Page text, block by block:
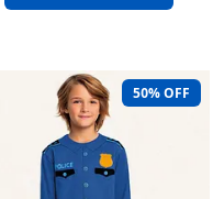
50% OFF